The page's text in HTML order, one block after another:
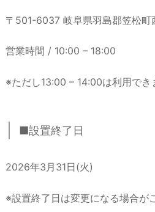
〒501-6037 岐阜県羽島郡笠松町
営業時間 / 10:00 – 18:00
※ただし13:00 – 14:00は利用でき
■設置終了日
2026年3月31日(火)
※設置終了日は変更になる場合が